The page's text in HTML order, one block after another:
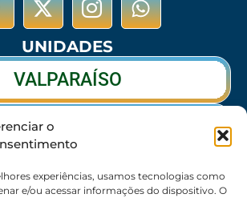
o
experiências, usamos tecnologias como
e/ou acessar informações do dispositivo. O
UNIDADES
VALPARAÍSO
RIO VERDE
CALDAS NOVAS